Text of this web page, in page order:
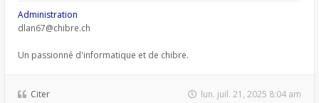
Administration
dlan67@chibre.ch
Un passionné d'informatique et de chibre.
Citer lun. juil. 21, 2025 8:04 am